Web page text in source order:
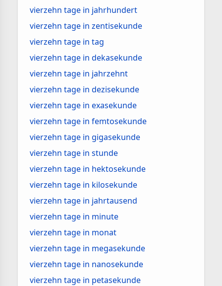
vierzehn tage in jahrhundert
vierzehn tage in zentisekunde
vierzehn tage in tag
vierzehn tage in dekasekunde
vierzehn tage in jahrzehnt
vierzehn tage in dezisekunde
vierzehn tage in exasekunde
vierzehn tage in femtosekunde
vierzehn tage in gigasekunde
vierzehn tage in stunde
vierzehn tage in hektosekunde
vierzehn tage in kilosekunde
vierzehn tage in jahrtausend
vierzehn tage in minute
vierzehn tage in monat
vierzehn tage in megasekunde
vierzehn tage in nanosekunde
vierzehn tage in petasekunde